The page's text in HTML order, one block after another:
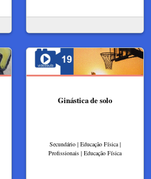
Ginástica de solo
Secundário | Educação Física |
Profissionais | Educação Física